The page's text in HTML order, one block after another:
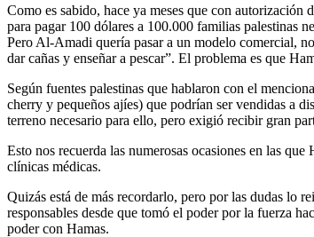
Como es sabido, hace ya meses que con
para pagar 100 dólares a 100.000 familias palestinas
Pero Al-Amadi quería pasar a un modelo comercial,
dar cañas y enseñar a pescar”. El problema es que
Según fuentes palestinas que hablaron con el
cherry y pequeños ajíes) que podrían ser vendidas a
terreno necesario para ello, pero exigió recibir gran
Esto nos recuerda las numerosas ocasiones en las
clínicas médicas.
Quizás está de más recordarlo, pero por las dudas lo
responsables desde que tomó el poder por la fuerza
poder con Hamas.